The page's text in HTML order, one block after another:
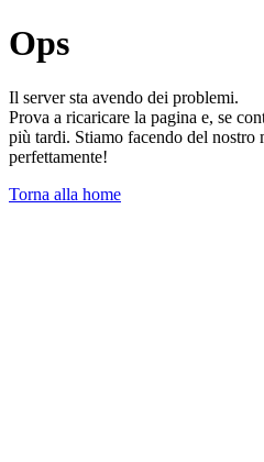
Ops
Il server sta avendo dei problemi.
Prova a ricaricare la pagina e, se
più tardi. Stiamo facendo del
perfettamente!
Torna alla home